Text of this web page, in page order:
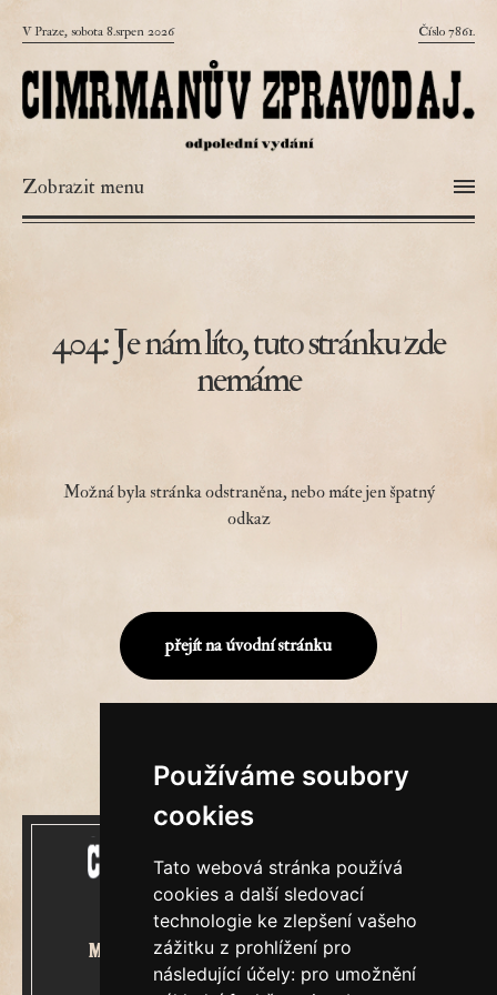
Používáme soubory
cookies
Tato webová stránka používá
cookies a další sledovací
technologie ke zlepšení vašeho
zážitku z prohlížení pro
následující účely: pro umožnění
V Praze, sobota 8.srpen 2026 Číslo 7861.
Zobrazit menu
404: Je nám líto, tuto stránku zde
nemáme
Možná byla stránka odstraněna, nebo máte jen špatný
odkaz
přejít na úvodní stránku
Mecenášem Cimrmanova Zpravodaje
je společnost